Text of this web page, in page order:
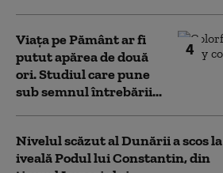
4
Viața pe Pământ ar fi
putut apărea de două
ori. Studiul care pune
sub semnul întrebării...
Nivelul scăzut al Dunării a scos la
iveală Podul lui Constantin, din